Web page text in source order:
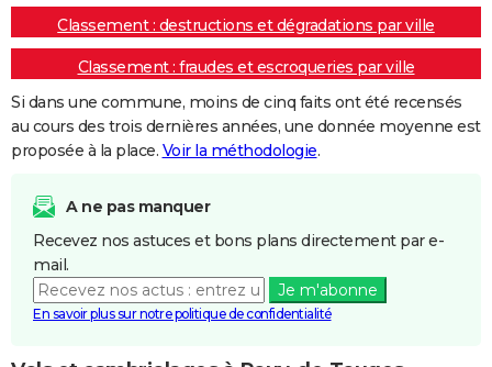
Classement : destructions et dégradations par ville
Classement : fraudes et escroqueries par ville
Si dans une commune, moins de cinq faits ont été recensés
au cours des trois dernières années, une donnée moyenne est
proposée à la place. Voir la méthodologie.
A ne pas manquer
Recevez nos astuces et bons plans directement par e-
mail.
Je m'abonne
En savoir plus sur notre politique de confidentialité